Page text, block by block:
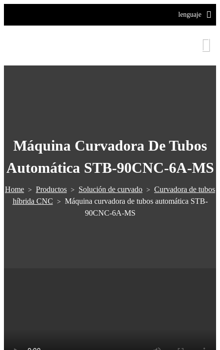
lenguaje
Máquina Curvadora De Tubos
Automática STB-90CNC-6A-MS
Home > Productos > Solución de curvado > Curvadora de tubos
híbrida CNC > Máquina curvadora de tubos automática STB-
90CNC-6A-MS